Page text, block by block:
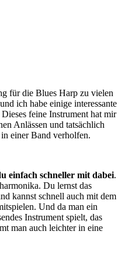
für die Blues Harp zu vielen
ich habe einige interessante
feine Instrument hat mir
Anlässen und tatsächlich
einer Band verholfen.
einfach schneller mit dabei.
Du lernst das
kannst schnell auch mit dem
Und da man ein
Instrument spielt, das
man auch leichter in eine